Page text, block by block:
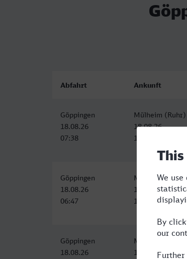
Abfahrt Ankunft
Göppingen
18.08.26
07:38
Mülheim
18.08.26
11:30
Göppingen
18.08.26
06:47
Mülheim
18.08.26
11:06
Göppingen
18.08.26
Mülheim (Ruhr)
19.08.26